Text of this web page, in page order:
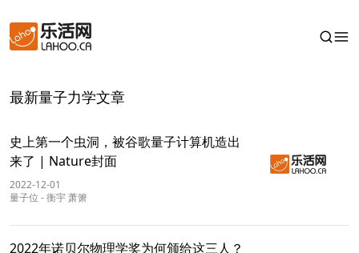
最新量子力学文章
史上第一个虫洞，被谷歌量子计算机造出
来了 | Nature封面
2022-12-01
量子位 -衡宇 萧箫
2022年诺贝尔物理学奖为何颁给这三人？